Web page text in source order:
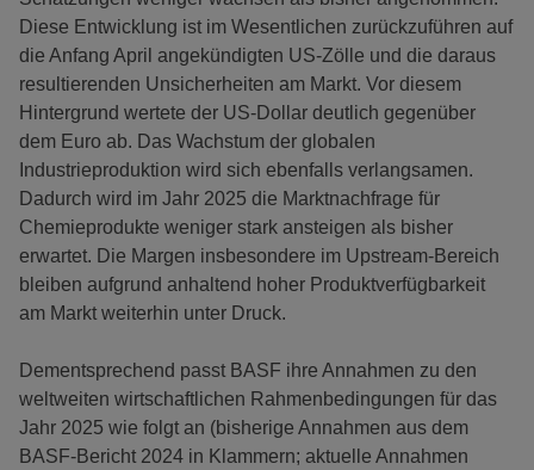
Diese Entwicklung ist im Wesentlichen zurückzuführen auf
die Anfang April angekündigten US-Zölle und die daraus
resultierenden Unsicherheiten am Markt. Vor diesem
Hintergrund wertete der US-Dollar deutlich gegenüber
dem Euro ab. Das Wachstum der globalen
Industrieproduktion wird sich ebenfalls verlangsamen.
Dadurch wird im Jahr 2025 die Marktnachfrage für
Chemieprodukte weniger stark ansteigen als bisher
erwartet. Die Margen insbesondere im Upstream-Bereich
bleiben aufgrund anhaltend hoher Produktverfügbarkeit
am Markt weiterhin unter Druck.
Dementsprechend passt BASF ihre Annahmen zu den
weltweiten wirtschaftlichen Rahmenbedingungen für das
Jahr 2025 wie folgt an (bisherige Annahmen aus dem
BASF-Bericht 2024 in Klammern; aktuelle Annahmen